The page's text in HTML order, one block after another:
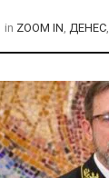
in ZOOM IN, ДЕНЕС,